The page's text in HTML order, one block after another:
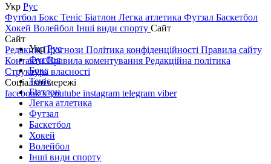
Укр Рус
Футбол Бокс Теніс Біатлон Легка атлетика Футзал Баскетбол
Хокей Волейбол Інші види спорту Сайт
Сайт
РедакціяПрогнози Політика конфіденційності Правила сайту
КонтактиПравила коментування Редакційна політика
Структура власності
Соціальні мережі
facebookxyoutube instagram telegram viber
УкрРус
Футбол
Бокс
Теніс
Біатлон
Легка атлетика
Футзал
Баскетбол
Хокей
Волейбол
Інші види спорту